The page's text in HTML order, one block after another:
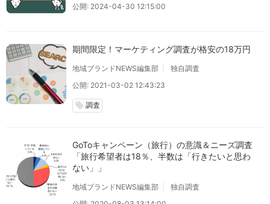
公開: 2024-04-30 12:15:00
期間限定！マーケティング調査が格安の18万円
地域ブランドNEWS編集部
独自調査
公開: 2021-03-02 12:43:23
local_offer 調査
GoToキャンペーン（旅行）の意識＆ニーズ調査
「旅行希望者は18％、半数は「行きたいと思わ
ない」」
地域ブランドNEWS編集部
独自調査